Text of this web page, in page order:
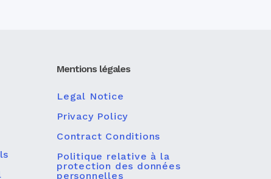
Mentions légales
Legal Notice
Privacy Policy
Contract Conditions
Politique relative à la
protection des données
personnelles